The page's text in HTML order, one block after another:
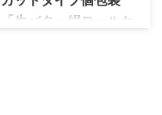
「生バター絹ロールケ